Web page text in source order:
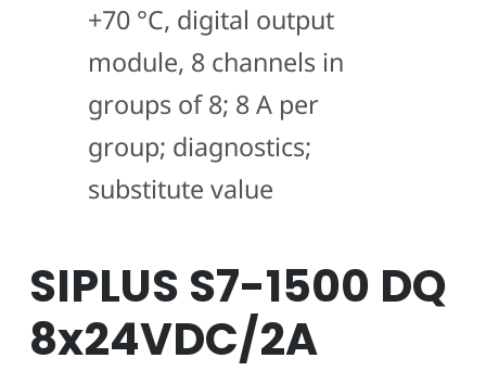
+70 °C, digital output
module, 8 channels in
groups of 8; 8 A per
group; diagnostics;
substitute value
SIPLUS S7-1500 DQ
8x24VDC/2A